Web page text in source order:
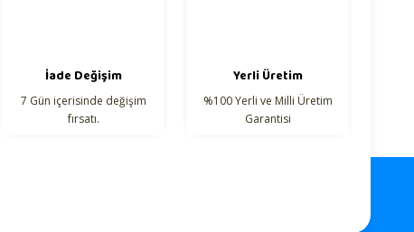
İade Değişim
7 Gün içerisinde değişim
fırsatı.
Yerli Üretim
%100 Yerli ve Milli Üretim
Garantisi